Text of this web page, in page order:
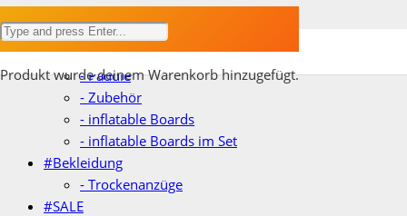
Produktwurde deinem Warenkorb hinzugefügt.
#SUP
- Hardboards
- Paddle
- Zubehör
- inflatable Boards
- inflatable Boards im Set
#Bekleidung
- Trockenanzüge
#SALE
ANGEBOT!
ANGEBOT!
ANGEBOT!
ANGEBOT!
ANGEBOT!
ANGEBOT!
ANGEBOT!